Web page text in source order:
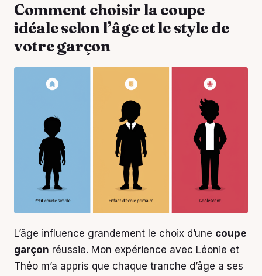
Comment choisir la coupe
idéale selon l’âge et le style de
votre garçon
L’âge influence grandement le choix d’une coupe
garçon réussie. Mon expérience avec Léonie et
Théo m’a appris que chaque tranche d’âge a ses